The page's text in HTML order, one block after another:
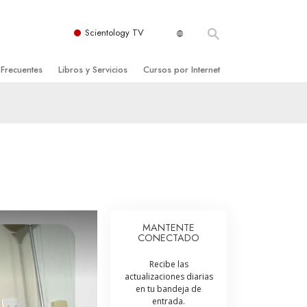
Scientology TV
de Scientology
Libros y Servicios
Introductorias
Iniciales
Cursos por Internet
Ayudas para Enfermedades y Lesiones
La Integridad y la Honestidad
La Escala Tonal Emocional
MANTENTE
CONECTADO
Recibe las
actualizaciones diarias
en tu bandeja de
entrada.